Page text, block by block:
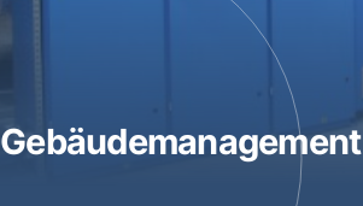
Gebäudemanagement